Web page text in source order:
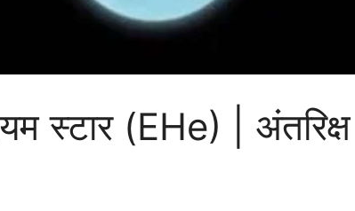
स्टार (EHe) |